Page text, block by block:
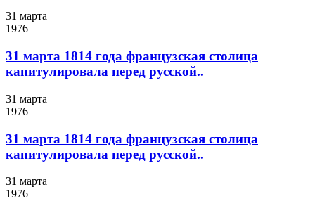
31 марта
1976
31 марта 1814 года французская столица
капитулировала перед русской..
31 марта
1976
31 марта 1814 года французская столица
капитулировала перед русской..
31 марта
1976